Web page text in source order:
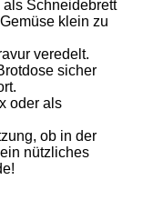
Schneidebrett
klein zu
veredelt.
sicher
oder als
ob in der
nützliches